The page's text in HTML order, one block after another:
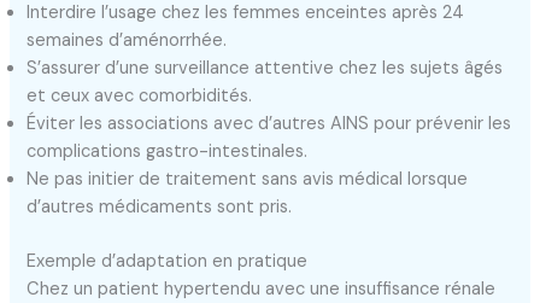
Interdire l’usage chez les femmes enceintes après 24
semaines d’aménorrhée.
S’assurer d’une surveillance attentive chez les sujets âgés
et ceux avec comorbidités.
Éviter les associations avec d’autres AINS pour prévenir les
complications gastro-intestinales.
Ne pas initier de traitement sans avis médical lorsque
d’autres médicaments sont pris.
Exemple d’adaptation en pratique
Chez un patient hypertendu avec une insuffisance rénale